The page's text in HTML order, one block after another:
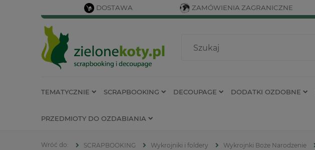
DOSTAWA ZAMÓWIENIA ZAGRANICZNE
TEMATYCZNIE SCRAPBOOKING DECOUPAGE DODATKI OZDOBNE
PRZEDMIOTY DO OZDABIANIA
SCRAPBOOKING Wykrojniki i foldery Wykrojnki Boże Narodzenie